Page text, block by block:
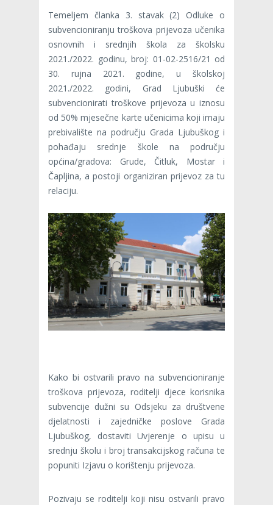
Temeljem članka 3. stavak (2) Odluke o
subvencioniranju troškova prijevoza učenika
osnovnih i srednjih škola za školsku
2021./2022. godinu, broj: 01-02-2516/21 od
30. rujna 2021. godine, u školskoj
2021./2022. godini, Grad Ljubuški će
subvencionirati troškove prijevoza u iznosu
od 50% mjesečne karte učenicima koji imaju
prebivalište na području Grada Ljubuškog i
pohađaju srednje škole na području
općina/gradova: Grude, Čitluk, Mostar i
Čapljina, a postoji organiziran prijevoz za tu
relaciju.
Kako bi ostvarili pravo na subvencioniranje
troškova prijevoza, roditelji djece korisnika
subvencije dužni su Odsjeku za društvene
djelatnosti i zajedničke poslove Grada
Ljubuškog, dostaviti Uvjerenje o upisu u
srednju školu i broj transakcijskog računa te
popuniti Izjavu o korištenju prijevoza.
Pozivaju se roditelji koji nisu ostvarili pravo